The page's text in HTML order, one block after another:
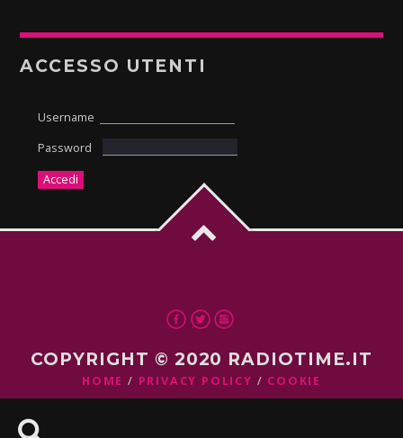
ACCESSO UTENTI
Username
Password
COPYRIGHT © 2020 RADIOTIME.IT
HOME PRIVACY POLICY COOKIE